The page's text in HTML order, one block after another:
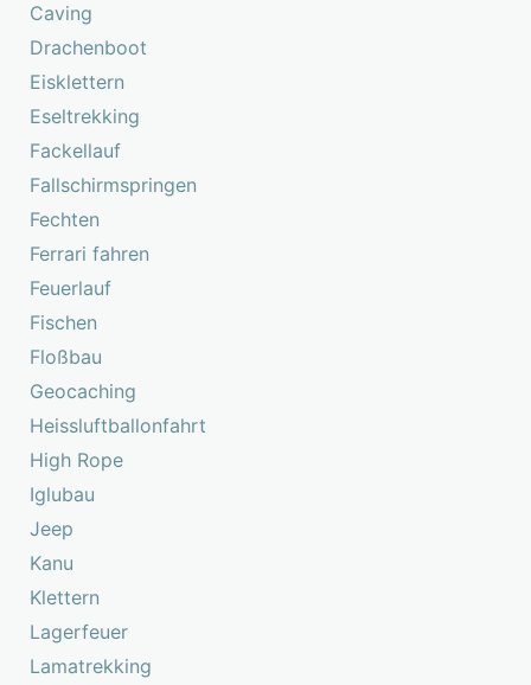
Caving
Drachenboot
Eisklettern
Eseltrekking
Fackellauf
Fallschirmspringen
Fechten
Ferrari fahren
Feuerlauf
Fischen
Floßbau
Geocaching
Heissluftballonfahrt
High Rope
Iglubau
Jeep
Kanu
Klettern
Lagerfeuer
Lamatrekking